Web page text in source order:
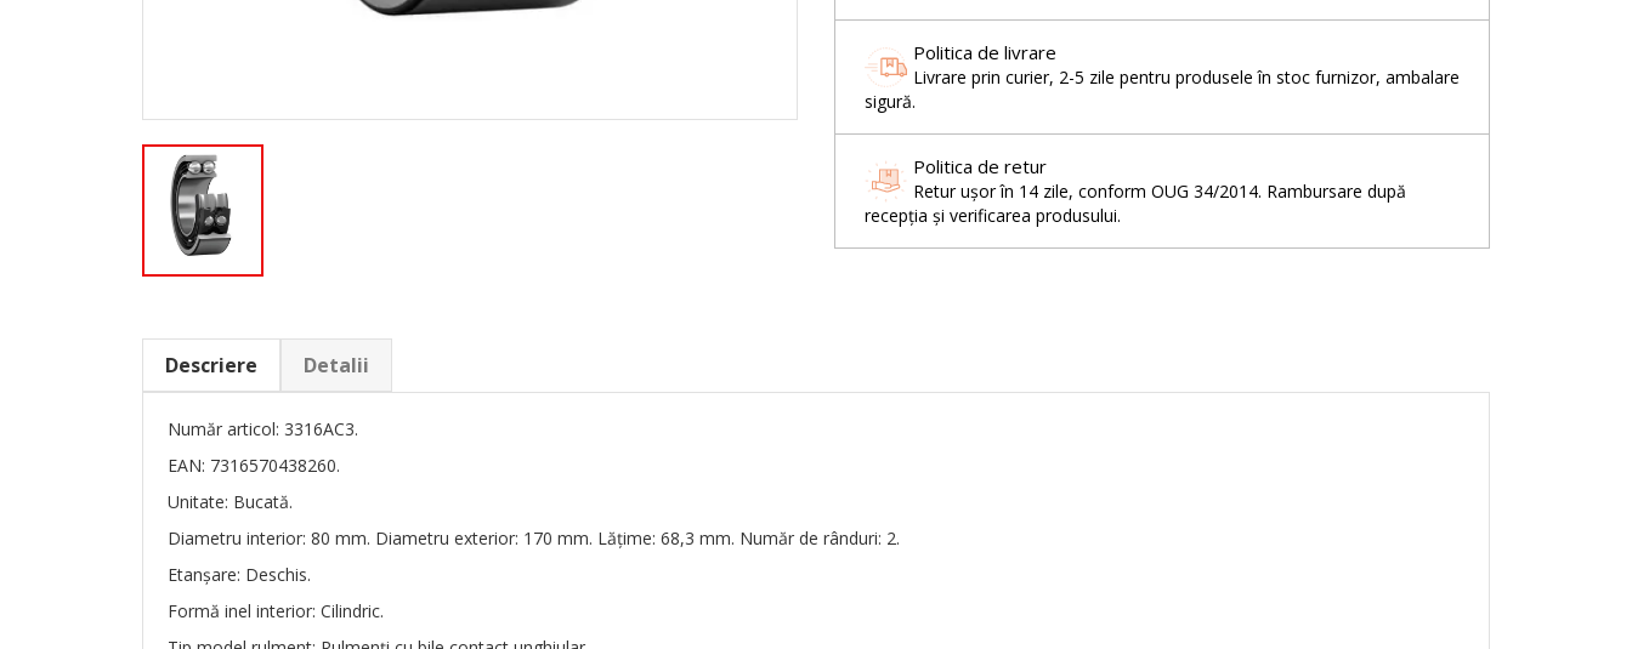
Politica de livrare
Livrare prin curier, 2-5 zile pentru produsele în stoc furnizor, ambalare
sigură.
Politica de retur
Retur ușor în 14 zile, conform OUG 34/2014. Rambursare după
recepția și verificarea produsului.
Descriere Detalii
Număr articol: 3316AC3.
EAN: 7316570438260.
Unitate: Bucată.
Diametru interior: 80 mm. Diametru exterior: 170 mm. Lățime: 68,3 mm. Număr de rânduri: 2.
Etanșare: Deschis.
Formă inel interior: Cilindric.